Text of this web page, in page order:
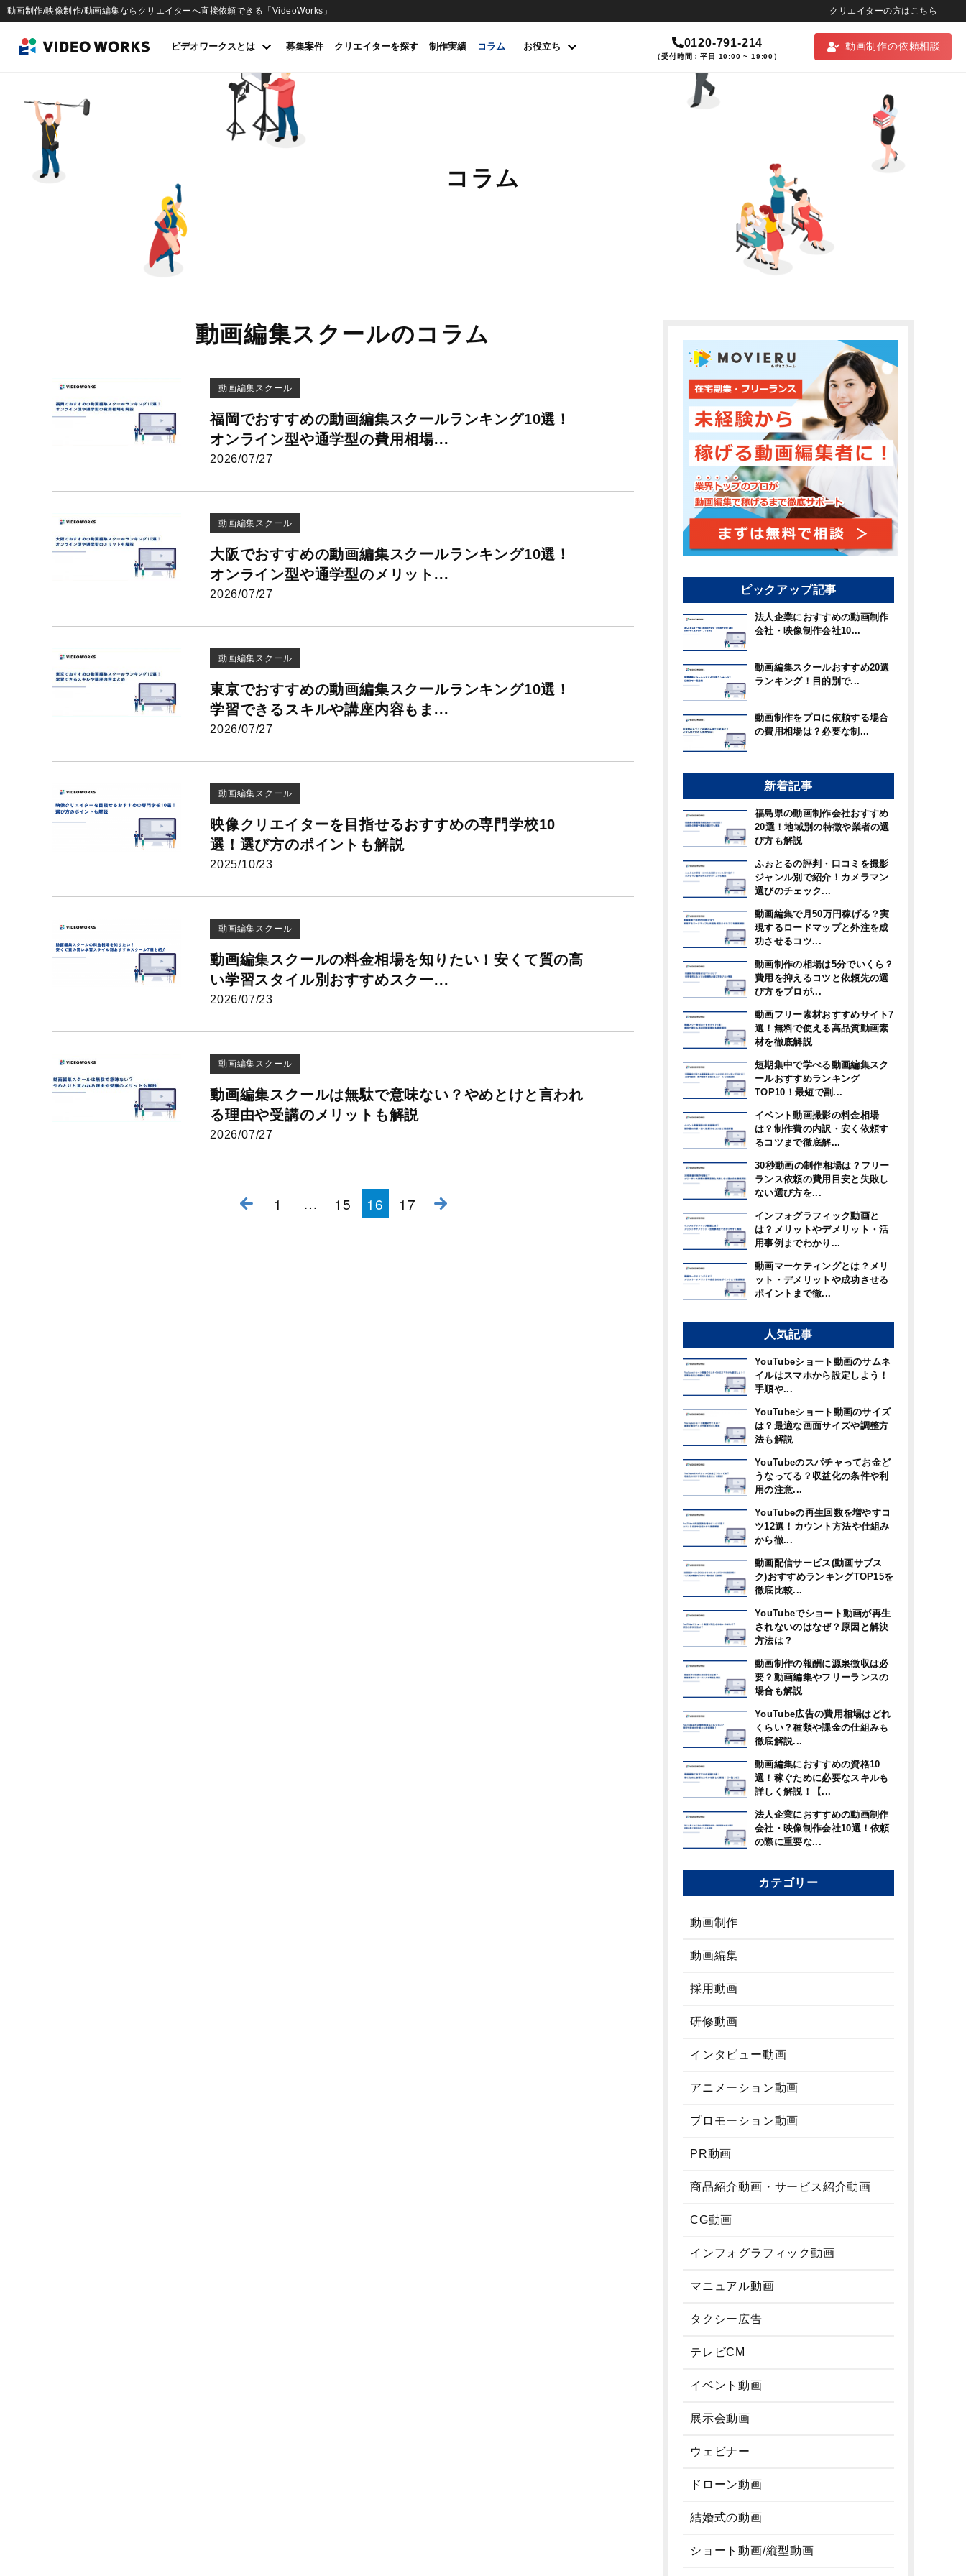
動画制作/映像制作/動画編集ならクリエイターへ直接依頼できる「VideoWorks」 クリエイターの方はこちら
ビデオワークスとは 募集案件 クリエイターを探す 制作実績 コラム お役立ち 動画制作の依頼相談
0120-791-214
（受付時間：平日 10:00 ~ 19:00）
コラム
動画編集スクールのコラム
動画編集スクール
福岡でおすすめの動画編集スクールランキング10選！
オンライン型や通学型の費用相場...
2026/07/27
動画編集スクール
大阪でおすすめの動画編集スクールランキング10選！
オンライン型や通学型のメリット...
2026/07/27
動画編集スクール
東京でおすすめの動画編集スクールランキング10選！
学習できるスキルや講座内容もま...
2026/07/27
動画編集スクール
映像クリエイターを目指せるおすすめの専門学校10
選！選び方のポイントも解説
2025/10/23
動画編集スクール
動画編集スクールの料金相場を知りたい！安くて質の高
い学習スタイル別おすすめスクー...
2026/07/23
動画編集スクール
動画編集スクールは無駄で意味ない？やめとけと言われ
る理由や受講のメリットも解説
2026/07/27
1 … 15 16 17
ピックアップ記事
法人企業におすすめの動画制作
会社・映像制作会社10...
動画編集スクールおすすめ20選
ランキング！目的別で...
動画制作をプロに依頼する場合
の費用相場は？必要な制...
新着記事
福島県の動画制作会社おすすめ
20選！地域別の特徴や業者の選
び方も解説
ふぉとるの評判・口コミを撮影
ジャンル別で紹介！カメラマン
選びのチェック...
動画編集で月50万円稼げる？実
現するロードマップと外注を成
功させるコツ...
動画制作の相場は5分でいくら？
費用を抑えるコツと依頼先の選
び方をプロが...
動画フリー素材おすすめサイト7
選！無料で使える高品質動画素
材を徹底解説
短期集中で学べる動画編集スク
ールおすすめランキング
TOP10！最短で副...
イベント動画撮影の料金相場
は？制作費の内訳・安く依頼す
るコツまで徹底解...
30秒動画の制作相場は？フリー
ランス依頼の費用目安と失敗し
ない選び方を...
インフォグラフィック動画と
は？メリットやデメリット・活
用事例までわかり...
動画マーケティングとは？メリ
ット・デメリットや成功させる
ポイントまで徹...
人気記事
YouTubeショート動画のサムネ
イルはスマホから設定しよう！
手順や...
YouTubeショート動画のサイズ
は？最適な画面サイズや調整方
法も解説
YouTubeのスパチャってお金ど
うなってる？収益化の条件や利
用の注意...
YouTubeの再生回数を増やすコ
ツ12選！カウント方法や仕組み
から徹...
動画配信サービス(動画サブス
ク)おすすめランキングTOP15を
徹底比較...
YouTubeでショート動画が再生
されないのはなぜ？原因と解決
方法は？
動画制作の報酬に源泉徴収は必
要？動画編集やフリーランスの
場合も解説
YouTube広告の費用相場はどれ
くらい？種類や課金の仕組みも
徹底解説...
動画編集におすすめの資格10
選！稼ぐために必要なスキルも
詳しく解説！【...
法人企業におすすめの動画制作
会社・映像制作会社10選！依頼
の際に重要な...
カテゴリー
動画制作
動画編集
採用動画
研修動画
インタビュー動画
アニメーション動画
プロモーション動画
PR動画
商品紹介動画・サービス紹介動画
CG動画
インフォグラフィック動画
マニュアル動画
タクシー広告
テレビCM
イベント動画
展示会動画
ウェビナー
ドローン動画
結婚式の動画
ショート動画/縦型動画